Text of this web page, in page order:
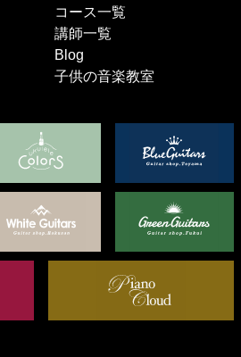
コース一覧
講師一覧
Blog
子供の音楽教室